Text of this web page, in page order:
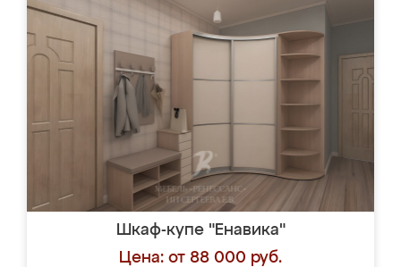
Шкаф-купе "Енавика"
Цена: от 88 000 руб.